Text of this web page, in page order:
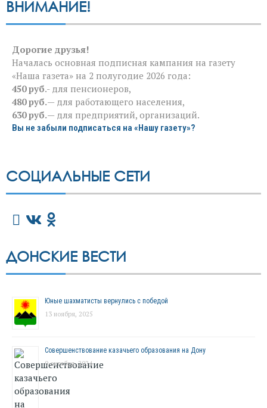
ВНИМАНИЕ!
Дорогие друзья!
Началась основная подписная кампания на газету
«Наша газета» на 2 полугодие 2026 года:
450 руб.- для пенсионеров,
480 руб.— для работающего населения,
630 руб.— для предприятий, организаций.
Вы не забыли подписаться на «Нашу газету»?
СОЦИАЛЬНЫЕ СЕТИ
ДОНСКИЕ ВЕСТИ
Юные шахматисты вернулись с победой
13 ноября, 2025
Совершенствование казачьего образования на Дону
9 октября, 2024